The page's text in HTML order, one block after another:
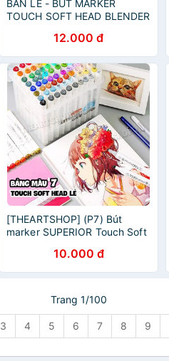
BÁN LẺ - BÚT MARKER
TOUCH SOFT HEAD BLENDER
MARKER SILVER
12.000 đ
[THEARTSHOP] (P7) Bút
marker SUPERIOR Touch Soft
10.000 đ
Trang 1/100
3 4 5 6 7 8 9